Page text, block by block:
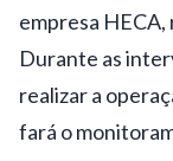
empresa HECA,
Durante as
realizar a
fará o